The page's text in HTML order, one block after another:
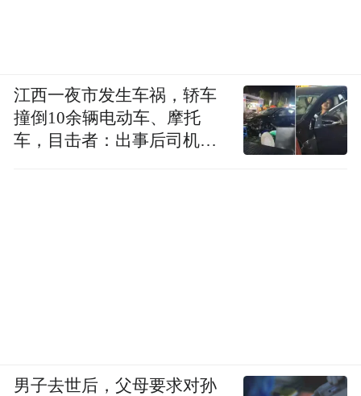
江西一夜市发生车祸，轿车
撞倒10余辆电动车、摩托
车，目击者：出事后司机一
男子去世后，父母要求对孙